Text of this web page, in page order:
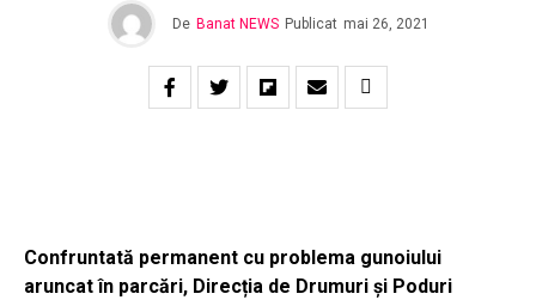
De Banat NEWS Publicat mai 26, 2021
Confruntată permanent cu problema gunoiului
aruncat în parcări, Direcția de Drumuri și Poduri